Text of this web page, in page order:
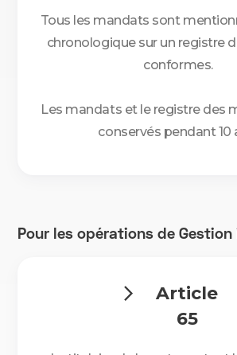
Tous les mandats sont
chronologique sur un registre
conformes.
Les mandats et le registre des
conservés pendant 10
Pour les opérations de

Article
65